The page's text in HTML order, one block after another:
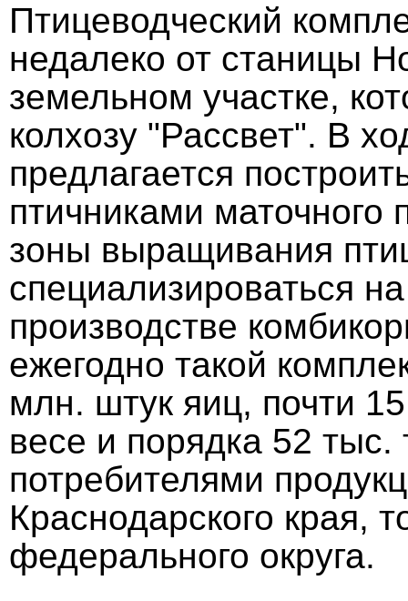
Птицеводческий
недалеко от станицы
земельном участке,
колхозу "Рассвет". В
предлагается
птичниками маточного
зоны выращивания
специализироваться
производстве
ежегодно такой
млн. штук яиц, почти
весе и порядка 52
потребителями
Краснодарского края,
федерального округа.